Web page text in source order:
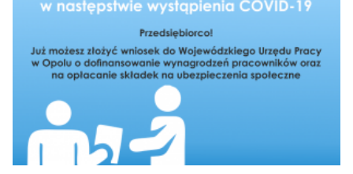
O
O
K
E